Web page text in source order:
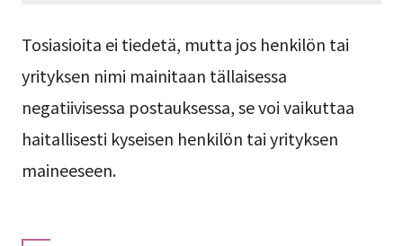
Tosiasioita ei tiedetä, mutta jos henkilön tai
yrityksen nimi mainitaan tällaisessa
negatiivisessa postauksessa, se voi vaikuttaa
haitallisesti kyseisen henkilön tai yrityksen
maineeseen.